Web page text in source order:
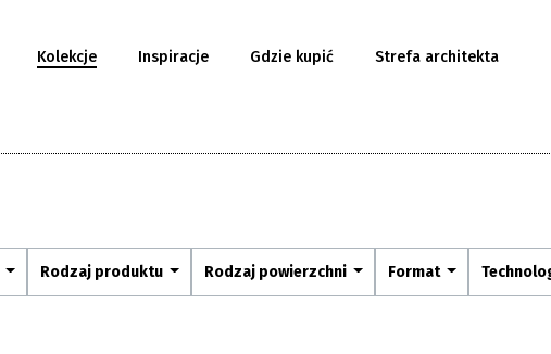
Kolekcje Inspiracje Gdzie kupić Strefa architekta
Rodzaj produktu Rodzaj powierzchni Format